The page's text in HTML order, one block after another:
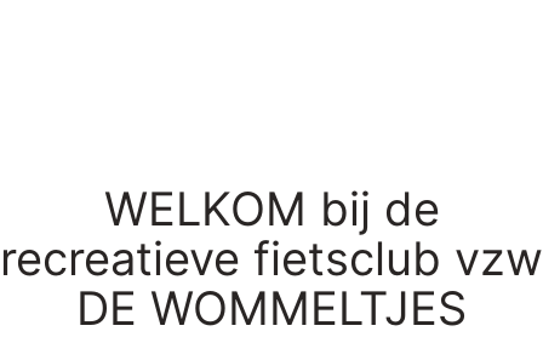
WELKOM bij de
recreatieve fietsclub vzw
DE WOMMELTJES